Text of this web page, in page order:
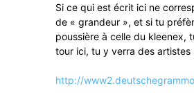
Si ce qui est écrit ici ne
de « grandeur », et si tu
poussière à celle du kleenex,
tour ici, tu y verra des artistes
http://